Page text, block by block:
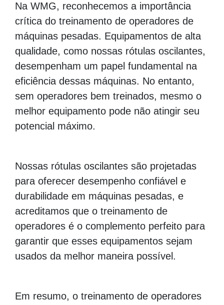
Na WMG, reconhecemos a importância
crítica do treinamento de operadores de
máquinas pesadas. Equipamentos de alta
qualidade, como nossas rótulas oscilantes,
desempenham um papel fundamental na
eficiência dessas máquinas. No entanto,
sem operadores bem treinados, mesmo o
melhor equipamento pode não atingir seu
potencial máximo.
Nossas rótulas oscilantes são projetadas
para oferecer desempenho confiável e
durabilidade em máquinas pesadas, e
acreditamos que o treinamento de
operadores é o complemento perfeito para
garantir que esses equipamentos sejam
usados da melhor maneira possível.
Em resumo, o treinamento de operadores